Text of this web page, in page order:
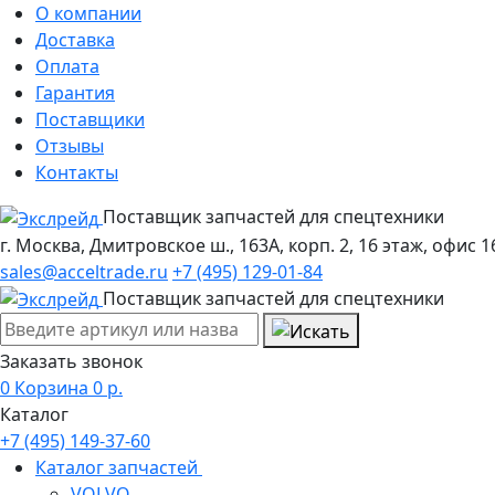
О компании
Доставка
Оплата
Гарантия
Поставщики
Отзывы
Контакты
Поставщик запчастей для спецтехники
г. Москва, Дмитровское ш., 163А, корп. 2, 16 этаж, офис
sales@acceltrade.ru +7 (495) 129-01-84
Поставщик запчастей для спецтехники
Заказать звонок
0 Корзина 0 р.
Каталог
+7 (495) 149-37-60
Каталог запчастей